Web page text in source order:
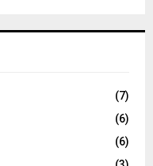
(7)
(6)
(6)